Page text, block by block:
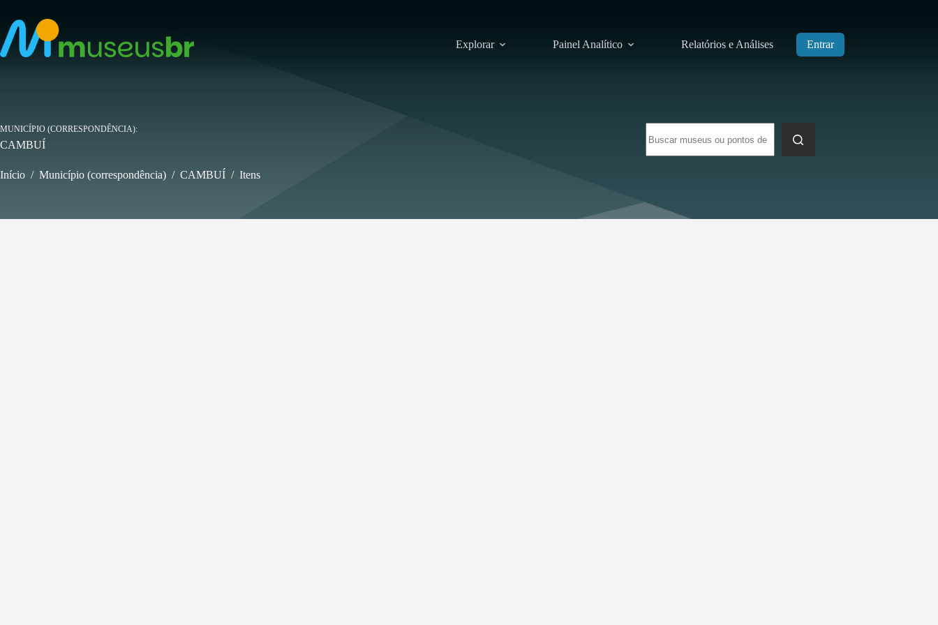
para
conteúdo
Explorar Painel Analítico Relatórios e Análises Entrar
resultados
MUNICÍPIO (CORRESPONDÊNCIA)
CAMBUÍ
Início / Município (correspondência) / CAMBUÍ / Itens